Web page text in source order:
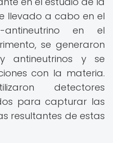
llevado a cabo en el
antineutrino en el
se generaron
antineutrinos y se
con la materia.
detectores
para capturar las
resultantes de estas